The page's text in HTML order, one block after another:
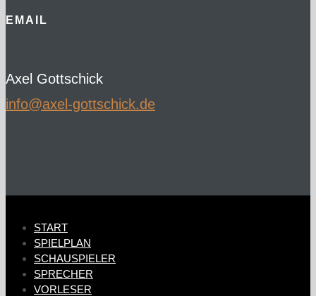
EMAIL
Axel Gottschick
ed.kcihcsttog-lexa@ofni
START
SPIELPLAN
SCHAUSPIELER
SPRECHER
VORLESER